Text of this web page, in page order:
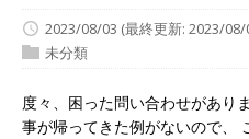
2023/08/03 (最終更新: 2023/08/
未分類
度々、困った問い合わせがあり
事が帰ってきた例がないので、